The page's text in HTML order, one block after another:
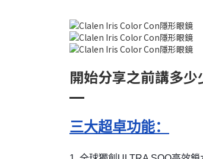
開始分享之前講多
三大超卓功能：